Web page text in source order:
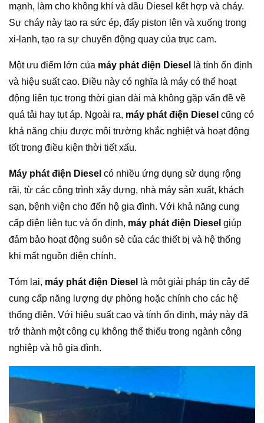
mạnh, làm cho không khí và dầu Diesel kết hợp và cháy.
Sự cháy này tạo ra sức ép, đẩy piston lên và xuống trong
xi-lanh, tạo ra sự chuyển động quay của trục cam.
Một ưu điểm lớn của máy phát điện Diesel
là tính ổn định
và hiệu suất cao. Điều này có nghĩa là máy có thể hoạt
động liên tục trong thời gian dài mà không gặp vấn đề về
quá tải hay tụt áp. Ngoài ra, máy phát điện Diesel cũng có
khả năng chịu được môi trường khắc nghiệt và hoạt động
tốt trong điều kiện thời tiết xấu.
Máy phát điện Diesel có nhiều ứng dụng sử dụng rộng
rãi, từ các công trình xây dựng, nhà máy sản xuất, khách
sạn, bệnh viện cho đến hộ gia đình. Với khả năng cung
cấp điện liên tục và ổn định, máy phát điện Diesel giúp
đảm bảo hoạt động suôn sẻ của các thiết bị và hệ thống
khi mất nguồn điện chính.
Tóm lại, máy phát điện Diesel
là một giải pháp tin cậy để
cung cấp năng lượng dự phòng hoặc chính cho các hệ
thống điện. Với hiệu suất cao và tính ổn định, máy này đã
trở thành một công cụ không thể thiếu trong ngành công
nghiệp và hộ gia đình.